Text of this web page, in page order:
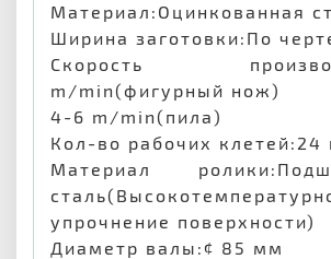
Материал:Оцинкованная
Ширина заготовки:По
Скорость
m/min(фигурный нож)
4-6 m/min(пила)
Кол-во рабочих клетей:24
Материал
упрочнение поверхности)
Диаметр валы:¢ 85 мм